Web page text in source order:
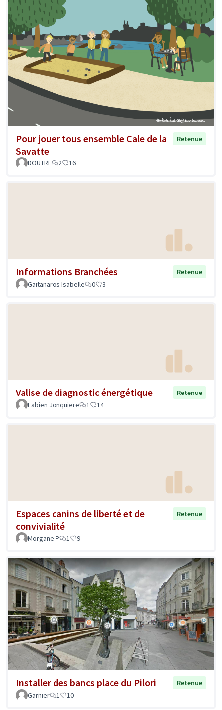
Pour jouer tous ensemble Cale de la
Savatte
Retenue
DOUTRE 2 16
Informations Branchées
Retenue
Gaitanaros Isabelle
0 3
Valise de diagnostic énergétique
Retenue
Fabien Jonquiere
1 14
Espaces canins de liberté et de
convivialité
Retenue
Morgane P 1 9
Installer des bancs place du Pilori
Retenue
Garnier
1 10